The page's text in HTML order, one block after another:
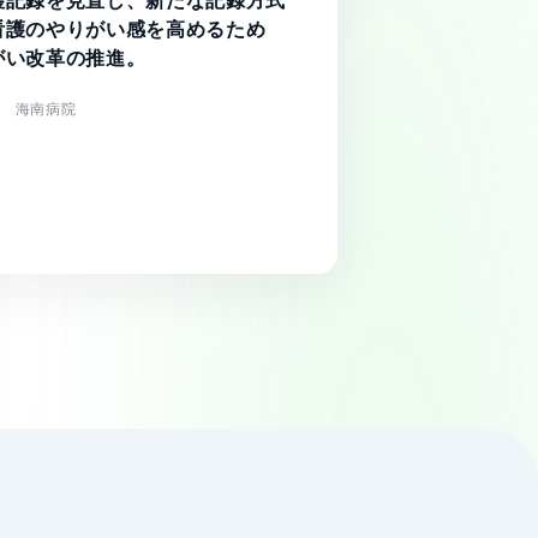
のやりがい感を高めるため
改革の推進。
海南病院